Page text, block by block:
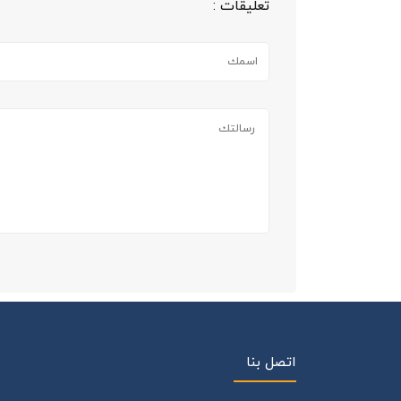
تعليقات :
اتصل بنا